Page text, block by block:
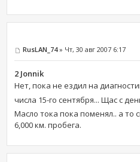
RusLAN_74» Чт, 30 авг 2007 6:17
2 Jonnik
Нет, пока не ездил на
числа 15-го сентября... Щас с
Масло тока пока поменял.. а то
6,000 км. пробега.